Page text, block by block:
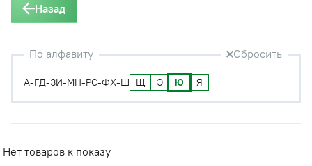
Назад
По алфавиту Сбросить
А-ГД-ЗИ-МН-РС-ФХ-Ш Щ Э Ю Я
Нет товаров к показу